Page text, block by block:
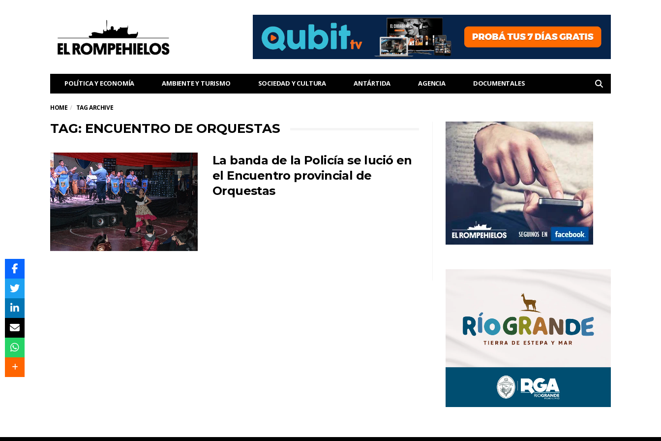
POLÍTICA Y ECONOMÍA AMBIENTE Y TURISMO SOCIEDAD Y CULTURA ANTÁRTIDA AGENCIA DOCUMENTALES
HOME TAG ARCHIVE
TAG: ENCUENTRO DE ORQUESTAS
La banda de la Policía se lució en
el Encuentro provincial de
Orquestas